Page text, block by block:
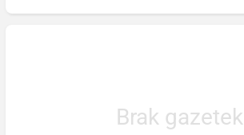
Brak gazetek